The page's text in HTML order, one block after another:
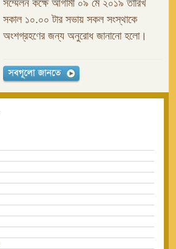
সম্মেলন কক্ষে আগামী ০৯ মে ২০১৯ তারিখ
সকাল ১০.০০ টার সভায় সকল সংস্থাকে
অংশগ্রহণের জন্য অনুরোধ জানানো হলো।